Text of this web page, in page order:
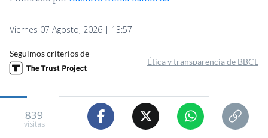
Viernes 07 Agosto, 2026 | 13:57
Seguimos criterios de
Ética y transparencia de BBCL
839
visitas